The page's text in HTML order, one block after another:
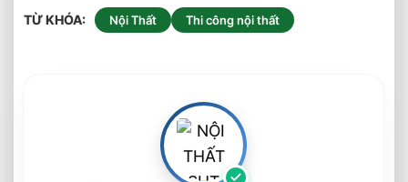
TỪ KHÓA Nội Thất Thi công nội thất